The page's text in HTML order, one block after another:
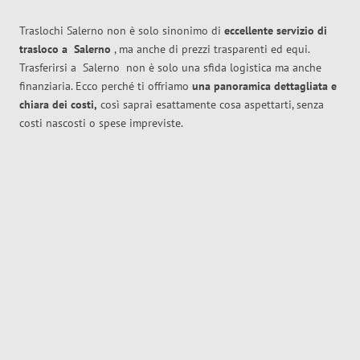
Traslochi Salerno non è solo sinonimo di eccellente servizio di
trasloco a Salerno , ma anche di prezzi trasparenti ed equi.
Trasferirsi a Salerno non è solo una sfida logistica ma anche
finanziaria. Ecco perché ti offriamo una panoramica dettagliata e
chiara dei costi, così saprai esattamente cosa aspettarti, senza
costi nascosti o spese impreviste.